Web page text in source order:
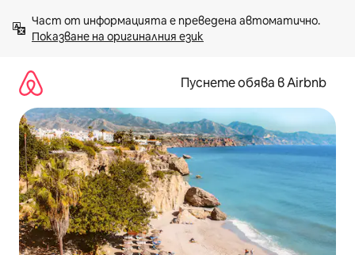
към
съдържанието
Показване на оригиналния език
Пуснете обява в Airbnb